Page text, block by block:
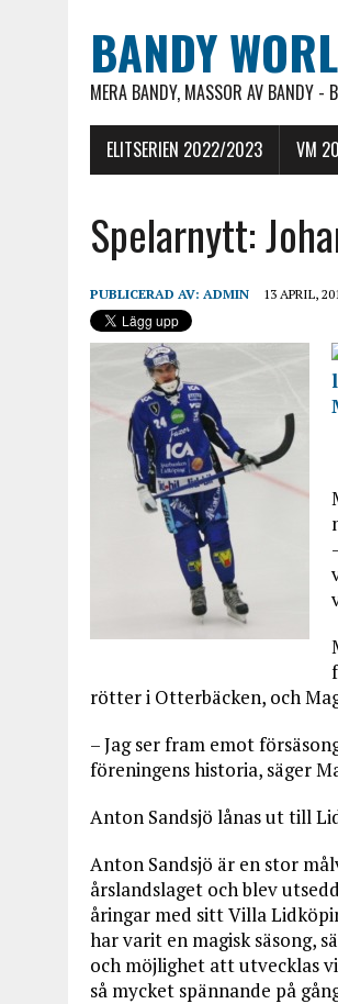
BANDY
MERA BANDY, MASSOR AV BANDY -
ELITSERIEN 2022/2023 VM
Spelarnytt:
PUBLICERAD AV: ADMIN 13 APRIL,
rötter i Otterbäcken, och
– Jag ser fram emot
föreningens historia, säger
Anton Sandsjö lånas ut till
Anton Sandsjö är en stor
årslandslaget och blev
åringar med sitt Villa
har varit en magisk säsong,
och möjlighet att utvecklas
så mycket spännande på